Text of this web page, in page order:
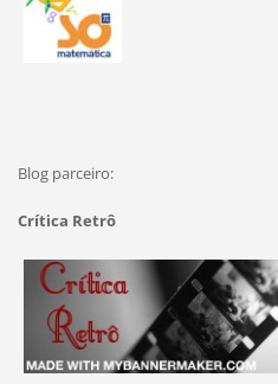
Blog parceiro:
Crítica Retrô